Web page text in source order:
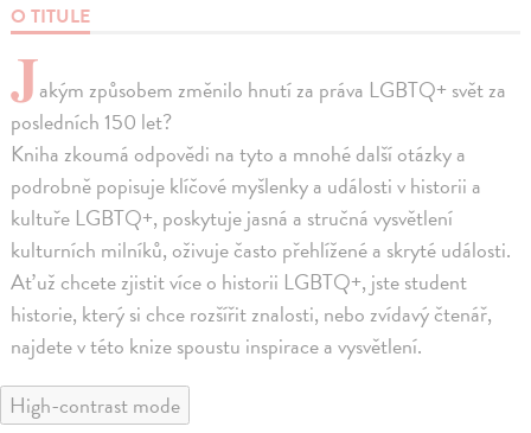
O TITULE
Jakým způsobem změnilo hnutí za práva LGBTQ+ svět za
posledních 150 let?
Kniha zkoumá odpovědi na tyto a mnohé další otázky a
podrobně popisuje klíčové myšlenky a události v historii a
kultuře LGBTQ+, poskytuje jasná a stručná vysvětlení
kulturních milníků, oživuje často přehlížené a skryté události.
Ať už chcete zjistit více o historii LGBTQ+, jste student
historie, který si chce rozšířit znalosti, nebo zvídavý čtenář,
najdete v této knize spoustu inspirace a vysvětlení.
High-contrast mode